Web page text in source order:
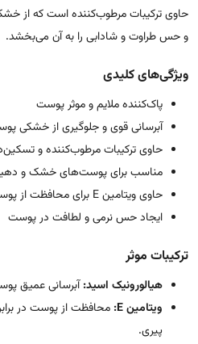
حاوی ترکیبات مرطوب‌کننده است که از
و حس طراوت و شادابی را به آن می‌بخشد.
ویژگی‌های کلیدی
پاک‌کننده ملایم و موثر پوست
آبرسانی قوی و جلوگیری از خشکی
حاوی ترکیبات مرطوب‌کننده و
مناسب برای پوست‌های خشک و
حاوی ویتامین E برای محافظت از پوست در برابر رادیکال‌های آزاد
ایجاد حس نرمی و لطافت در پوست
ترکیبات موثر
هیالورونیک اسید:آبرسانی عمیق
ویتامین E:
محافظت از پوست در
پیری.